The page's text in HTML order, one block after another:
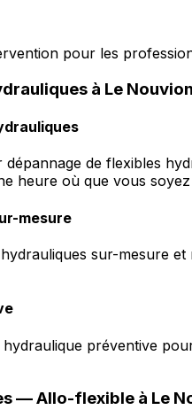
pour les
à Le
de flexibles
heure où que vous
mesure
sur-mesure
préventive
—Allo-flexible à Le